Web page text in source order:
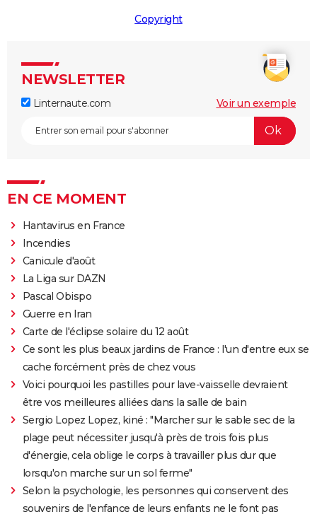
Copyright
NEWSLETTER
Linternaute.com Voir un exemple
EN CE MOMENT
Hantavirus en France
Incendies
Canicule d'août
La Liga sur DAZN
Pascal Obispo
Guerre en Iran
Carte de l'éclipse solaire du 12 août
Ce sont les plus beaux jardins de France : l'un d'entre eux se
cache forcément près de chez vous
Voici pourquoi les pastilles pour lave-vaisselle devraient
être vos meilleures alliées dans la salle de bain
Sergio Lopez Lopez, kiné : "Marcher sur le sable sec de la
plage peut nécessiter jusqu'à près de trois fois plus
d'énergie, cela oblige le corps à travailler plus dur que
lorsqu'on marche sur un sol ferme"
Selon la psychologie, les personnes qui conservent des
souvenirs de l'enfance de leurs enfants ne le font pas